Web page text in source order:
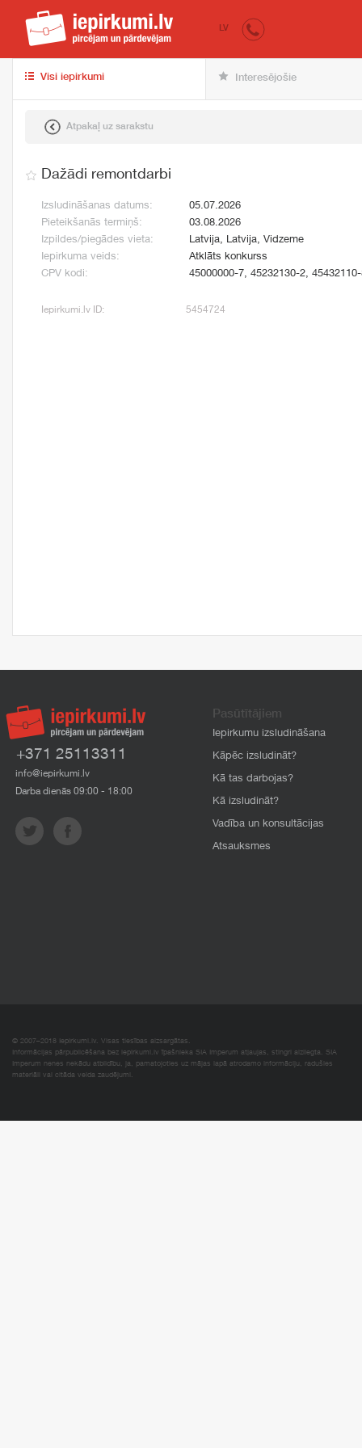
iepirkumi.lv
LV
Visi iepirkumi Interesējošie
Atpakaļ uz sarakstu
Dažādi remontdarbi
Izsludināšanas datums:
05.07.2026
Pieteikšanās termiņš:
03.08.2026
Izpildes/piegādes vieta:
Latvija, Latvija, Vidzeme
Iepirkuma veids:
Atklāts konkurss
CPV kodi:
45000000-7, 45232130-2,
Iepirkumi.lv ID: 5454724
+371 25113311
info@iepirkumi.lv
Darba dienās 09:00 - 18:00
Pasūtītājiem
Iepirkumu izsludināšana
Kāpēc izsludināt?
Kā tas darbojas?
Kā izsludināt?
Vadība un konsultācijas
Atsauksmes
© 2007–2018 Iepirkumi.lv. Visas tiesības aizsargātas.
Informācijas pārpublicēšana bez iepirkumi.lv īpašnieka SIA Imperum atļaujas, stingri aizliegta. SIA
Imperum nenes nekādu atbildību, ja, pamatojoties uz mājas lapā atrodamo informāciju, radušies
materiāli vai citāda veida zaudējumi.